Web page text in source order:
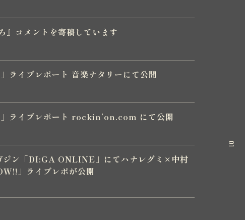
01
』コメントを寄稿しています
イブレポート 音楽ナタリーにて公開
ライブレポート rockin’on.com にて公開
ジン「DI:GA ONLINE」にてハナレグミ×中村
」ライブレポが公開